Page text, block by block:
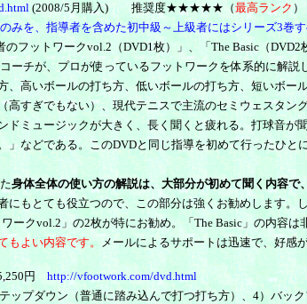
(2008/5月購入) 推奨度★★★★★（最高ランク
みを、指導者を含めた初中級～上級者にはシリーズ3巻
フットワークvol.2（DVD1枚）」、「The Basic（DVD2
チが、プロが使っているフットワークを体系的に解説
高いボールの打ち方、低いボールの打ち方、短いボ
すぎでもない）、現代テニスで主流のセミウェスタン
ドミュージックが大きく、長く聞くと疲れる。打球音
」などである。このDVDと同じ指導を初めて行ったひ
身体全体の使い方の解説は、大部分が初めて聞く内容で
にもとても役立つので、この部分は強くお勧めします
クvol.2」の2枚が特にお勧め。「The Basic」の内容は
もよい内容です。 メールによるサポートは迅速で、好感が
円 http://vfootwork.com/dvd.html
ップダウン（普通に踏み込んで打つ打ち方）、4）バ